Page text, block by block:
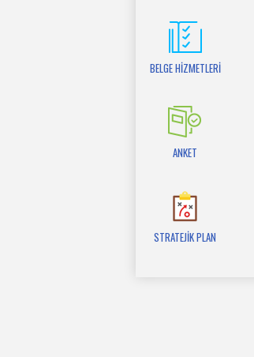
BELGE HİZMETLERİ
ANKET
STRATEJİK PLAN